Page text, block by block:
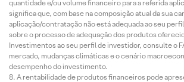
quantidade e/ou volume financeiro para a referida
significa que, com base na composição atual da sua
aplicação/contratação não está adequada ao seu
sobre o processo de adequação dos produtos
Investimentos ao seu perfil de investidor, consulte o
mercado, mudanças climáticas e o cenário
desempenho do investimento.
A rentabilidade de produtos financeiros pode